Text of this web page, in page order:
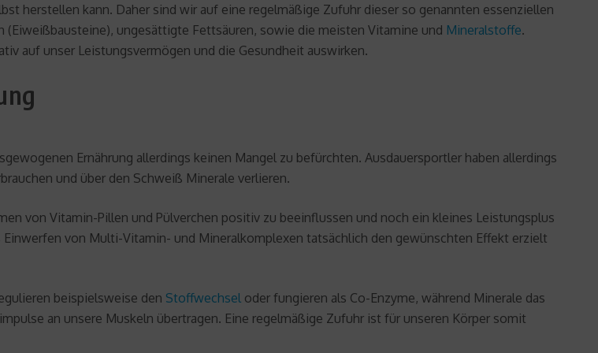
herstellen kann. Daher sind wir auf eine regelmäßige Zufuhr dieser so genannten essenziellen
ungesättigte Fettsäuren, sowie die meisten Vitamine und Mineralstoffe.
auf unser Leistungsvermögen und die Gesundheit auswirken.
Ernährung allerdings keinen Mangel zu befürchten. Ausdauersportler haben allerdings
und über den Schweiß Minerale verlieren.
von Vitamin-Pillen und Pülverchen positiv zu beeinflussen und noch ein kleines Leistungsplus
von Multi-Vitamin- und Mineralkomplexen tatsächlich den gewünschten Effekt erzielt
beispielsweise den Stoffwechsel oder fungieren als Co-Enzyme, während Minerale das
an unsere Muskeln übertragen. Eine regelmäßige Zufuhr ist für unseren Körper somit